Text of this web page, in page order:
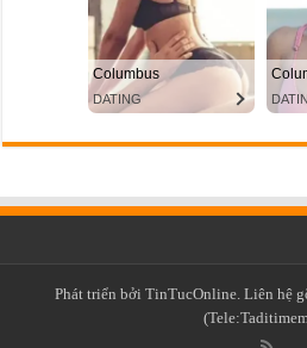
Phát triển bởi TinTucOnline. Liên hệ